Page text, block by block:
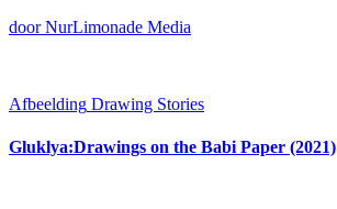
door NurLimonade Media
Afbeelding Drawing Stories
Gluklya:Drawings on the Babi Paper (2021)